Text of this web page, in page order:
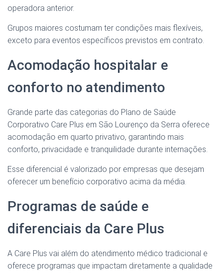
operadora anterior.
Grupos maiores costumam ter condições mais flexíveis,
exceto para eventos específicos previstos em contrato.
Acomodação hospitalar e
conforto no atendimento
Grande parte das categorias do Plano de Saúde
Corporativo Care Plus em São Lourenço da Serra oferece
acomodação em quarto privativo, garantindo mais
conforto, privacidade e tranquilidade durante internações.
Esse diferencial é valorizado por empresas que desejam
oferecer um benefício corporativo acima da média.
Programas de saúde e
diferenciais da Care Plus
A Care Plus vai além do atendimento médico tradicional e
oferece programas que impactam diretamente a qualidade